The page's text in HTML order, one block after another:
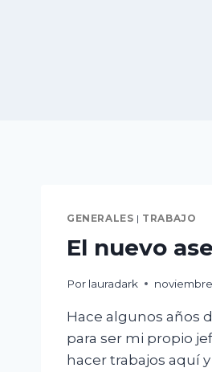
GENERALES | TRABAJO
El nuevo
Por lauradark
Hace algunos años
para ser mi propio
hacer trabajos aquí